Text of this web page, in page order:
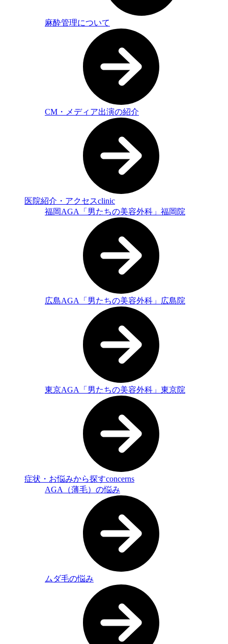
麻酔管理について
CM・メディア出演の紹介
医院紹介・アクセスclinic
福岡AGA「男たちの美容外科」福岡院
広島AGA「男たちの美容外科」広島院
東京AGA「男たちの美容外科」東京院
症状・お悩みから探すconcerns
AGA（薄毛）の悩み
ムダ毛の悩み